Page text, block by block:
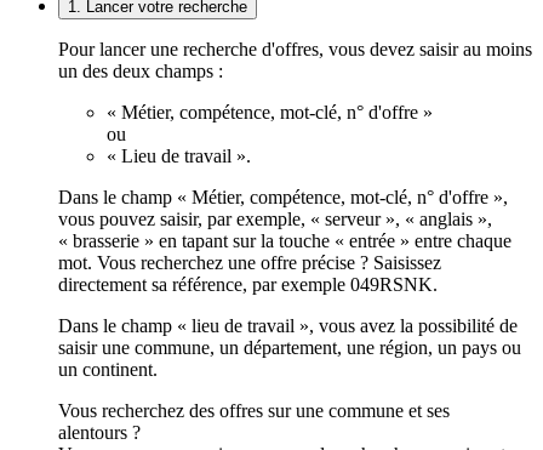
1. Lancer votre recherche
Pour lancer une recherche d'offres, vous devez saisir au moins
un des deux champs :
« Métier, compétence, mot-clé, n° d'offre »
ou
« Lieu de travail ».
Dans le champ « Métier, compétence, mot-clé, n° d'offre »,
vous pouvez saisir, par exemple, « serveur », « anglais »,
« brasserie » en tapant sur la touche « entrée » entre chaque
mot. Vous recherchez une offre précise ? Saisissez
directement sa référence, par exemple 049RSNK.
Dans le champ « lieu de travail », vous avez la possibilité de
saisir une commune, un département, une région, un pays ou
un continent.
Vous recherchez des offres sur une commune et ses
alentours ?